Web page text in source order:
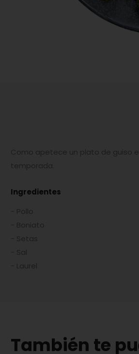
Como apetece un plato de guiso
Ingredientes
También te